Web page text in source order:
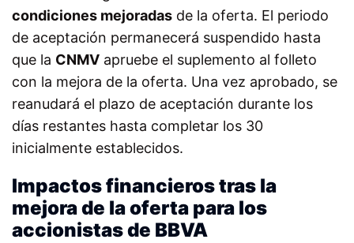
condiciones mejoradas de la oferta. El periodo
de aceptación permanecerá suspendido hasta
que la CNMV apruebe el suplemento al folleto
con la mejora de la oferta. Una vez aprobado, se
reanudará el plazo de aceptación durante los
días restantes hasta completar los 30
inicialmente establecidos.
Impactos financieros tras la
mejora de la oferta para los
accionistas de BBVA